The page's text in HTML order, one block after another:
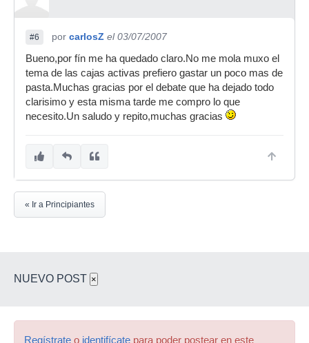
#6 por carlosZ el 03/07/2007
Bueno,por fín me ha quedado claro.No me mola muxo el
tema de las cajas activas prefiero gastar un poco mas de
pasta.Muchas gracias por el debate que ha dejado todo
clarisimo y esta misma tarde me compro lo que
necesito.Un saludo y repito,muchas gracias
« Ir a Principiantes
NUEVO POST ×
Regístrate o identifícate para poder postear en este